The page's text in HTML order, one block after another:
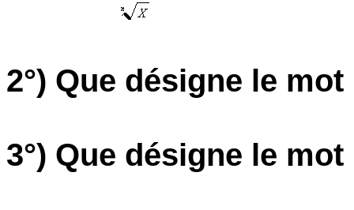
2°) Que désigne le mot
3°) Que désigne le mot